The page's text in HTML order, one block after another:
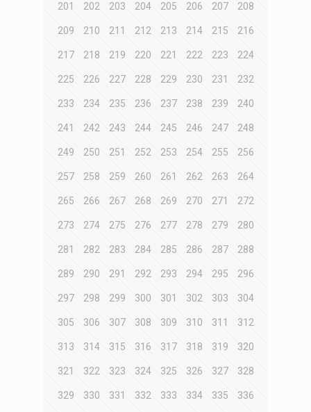
201 202 203 204 205 206 207 208
209 210 211 212 213 214 215 216
217 218 219 220 221 222 223 224
225 226 227 228 229 230 231 232
233 234 235 236 237 238 239 240
241 242 243 244 245 246 247 248
249 250 251 252 253 254 255 256
257 258 259 260 261 262 263 264
265 266 267 268 269 270 271 272
273 274 275 276 277 278 279 280
281 282 283 284 285 286 287 288
289 290 291 292 293 294 295 296
297 298 299 300 301 302 303 304
305 306 307 308 309 310 311 312
313 314 315 316 317 318 319 320
321 322 323 324 325 326 327 328
329 330 331 332 333 334 335 336